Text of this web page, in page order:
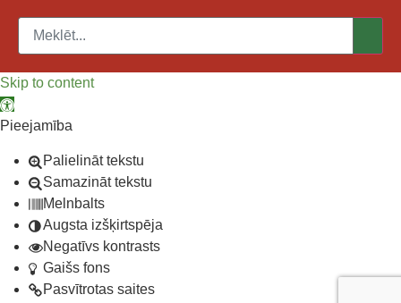
Skip to content
Open toolbar
Pieejamība
Palielināt tekstu
Samazināt tekstu
Melnbalts
Augsta izšķirtspēja
Negatīvs kontrasts
Gaišs fons
Pasvītrotas saites